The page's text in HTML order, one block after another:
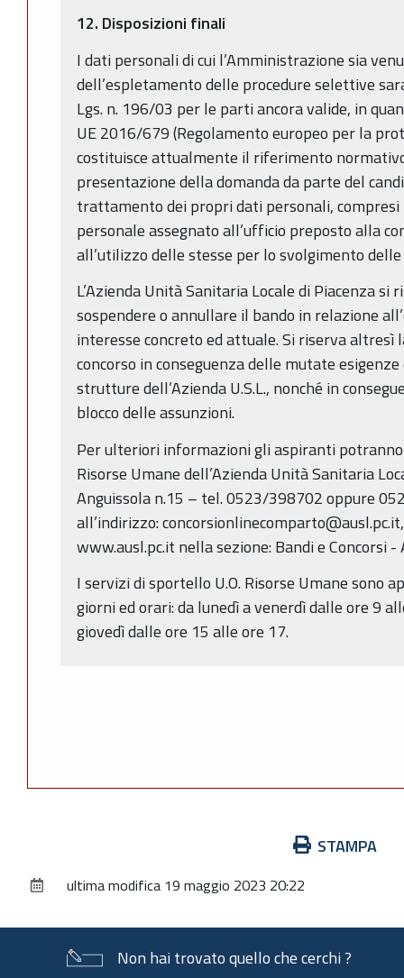
12. Disposizioni finali
I dati personali di cui l’Amministrazione sia
dell’espletamento delle procedure selettive
Lgs. n. 196/03 per le parti ancora valide, in
UE 2016/679 (Regolamento europeo per la
costituisce attualmente il riferimento
presentazione della domanda da parte del
trattamento dei propri dati personali, compresi
personale assegnato all’ufficio preposto alla
all’utilizzo delle stesse per lo svolgimento
L’Azienda Unità Sanitaria Locale di Piacenza
sospendere o annullare il bando in relazione
interesse concreto ed attuale. Si riserva
concorso in conseguenza delle mutate
strutture dell’Azienda U.S.L., nonché in
blocco delle assunzioni.
Per ulteriori informazioni gli aspiranti potranno
Risorse Umane dell’Azienda Unità Sanitaria
Anguissola n.15 – tel. 0523/398702 oppure
all’indirizzo:
www.ausl.pc.it nella sezione: Bandi e Concorsi
I servizi di sportello U.O. Risorse Umane sono
giorni ed orari: da lunedì a venerdì dalle ore 9
giovedì dalle ore 15 alle ore 17.
documento
STAMPA
ultima modifica 19 maggio 2023 20:22
Non hai trovato quello che cerchi ?